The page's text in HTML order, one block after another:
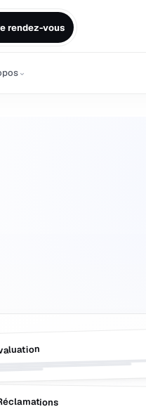
rendez-vous
⌄